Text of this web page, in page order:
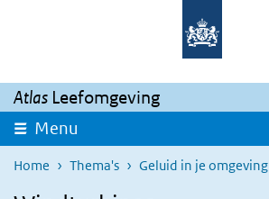
Overslaan en naar de inhoud gaan
Atlas Leefomgeving
Menu
Home Thema's Geluid in je omgeving